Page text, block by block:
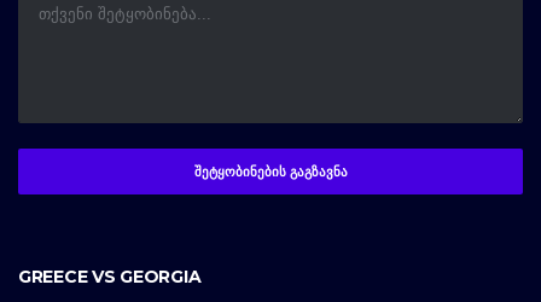
GREECE VS GEORGIA